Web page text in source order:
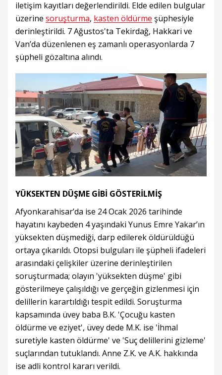
iletişim kayıtları değerlendirildi. Elde edilen bulgular
üzerine soruşturma, kasten öldürme şüphesiyle
derinleştirildi. 7 Ağustos'ta Tekirdağ, Hakkari ve
Van’da düzenlenen eş zamanlı operasyonlarda 7
şüpheli gözaltına alındı.
YÜKSEKTEN DÜŞME GİBİ GÖSTERİLMİŞ
Afyonkarahisar’da ise 24 Ocak 2026 tarihinde
hayatını kaybeden 4 yaşındaki Yunus Emre Yakar’ın
yüksekten düşmediği, darp edilerek öldürüldüğü
ortaya çıkarıldı. Otopsi bulguları ile şüpheli ifadeleri
arasındaki çelişkiler üzerine derinleştirilen
soruşturmada; olayın 'yüksekten düşme' gibi
gösterilmeye çalışıldığı ve gerçeğin gizlenmesi için
delillerin karartıldığı tespit edildi. Soruşturma
kapsamında üvey baba B.K. 'Çocuğu kasten
öldürme ve eziyet', üvey dede M.K. ise 'İhmal
suretiyle kasten öldürme' ve 'Suç delillerini gizleme'
suçlarından tutuklandı. Anne Z.K. ve A.K. hakkında
ise adli kontrol kararı verildi.